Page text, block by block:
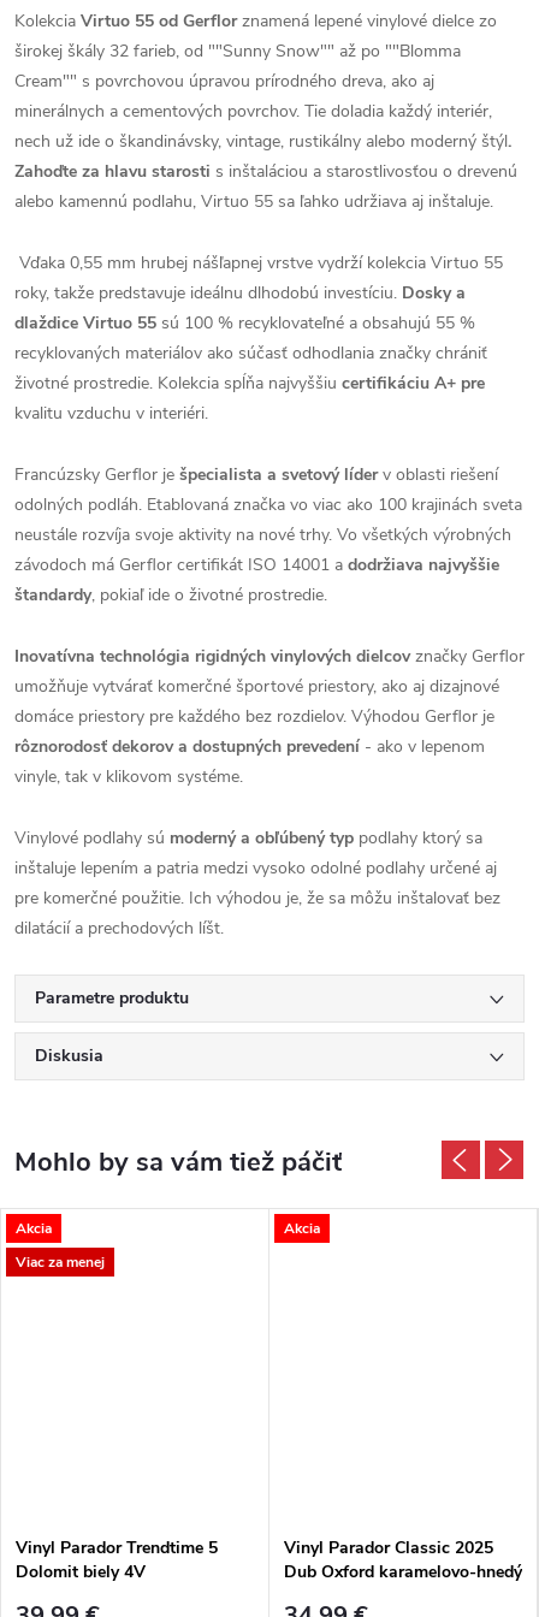
Kolekcia Virtuo 55 od Gerflorznamená lepené vinylové dielce zo
širokej škály 32 farieb, od ""Sunny Snow"" až po ""Blomma
Cream"" s povrchovou úpravou prírodného dreva, ako aj
minerálnych a cementových povrchov. Tie doladia každý interiér,
nech už ide o škandinávsky, vintage, rustikálny alebo moderný štýl.
Zahoďte za hlavu starosti s inštaláciou a starostlivosťou o drevenú
alebo kamennú podlahu, Virtuo 55 sa ľahko udržiava aj inštaluje.
Vďaka 0,55 mm hrubej nášľapnej vrstve vydrží kolekcia Virtuo 55
roky, takže predstavuje ideálnu dlhodobú investíciu. Dosky a
dlaždice Virtuo 55 sú 100 % recyklovateľné a obsahujú 55 %
recyklovaných materiálov ako súčasť odhodlania značky chrániť
životné prostredie. Kolekcia spĺňa najvyššiu certifikáciu A+ pre
kvalitu vzduchu v interiéri.
Francúzsky Gerflor je špecialista a svetový líderv oblasti riešení
odolných podláh. Etablovaná značka vo viac ako 100 krajinách sveta
neustále rozvíja svoje aktivity na nové trhy. Vo všetkých výrobných
závodoch má Gerflor certifikát ISO 14001 a dodržiava najvyššie
štandardy, pokiaľ ide o životné prostredie.
Inovatívna technológia rigidných vinylových dielcovznačky Gerflor
umožňuje vytvárať komerčné športové priestory, ako aj dizajnové
domáce priestory pre každého bez rozdielov. Výhodou Gerflor je
rôznorodosť dekorov a dostupných prevedení - ako v lepenom
vinyle, tak v klikovom systéme.
Vinylové podlahy sú moderný a obľúbený typ podlahy ktorý sa
inštaluje lepením a patria medzi vysoko odolné podlahy určené aj
pre komerčné použitie. Ich výhodou je, že sa môžu inštalovať bez
dilatácií a prechodových líšt.
Parametre produktu
Diskusia
Akcia
Viac za menej
Vinyl Parador Trendtime 5
Dolomit biely 4V
Akcia
Vinyl Parador Classic 2025
Dub Oxford karamelovo-hnedý